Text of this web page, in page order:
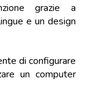
grazie a
e un design
di configurare
un computer